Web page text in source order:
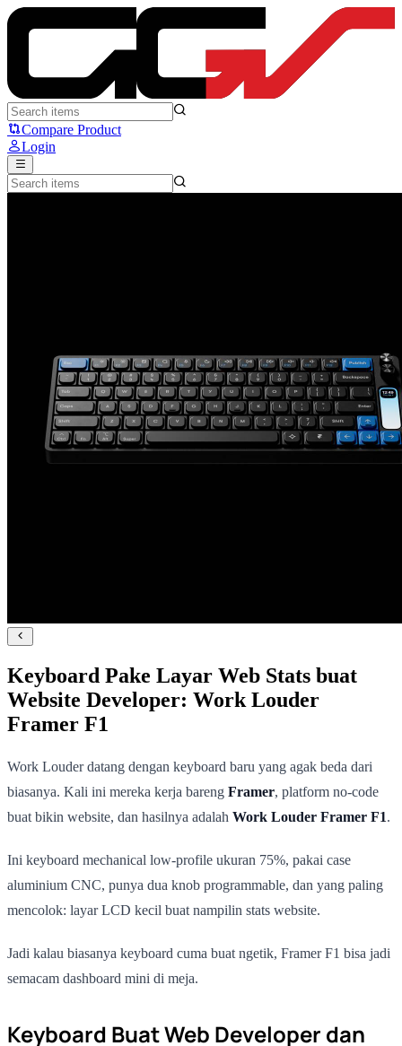
Keyboard Pake Layar Web Stats buat Website Developer: Work
Compare Product
Login
Keyboard Pake Layar Web Stats buat
Website Developer: Work Louder
Framer F1
Work Louder datang dengan keyboard baru yang agak beda dari
biasanya. Kali ini mereka kerja bareng Framer, platform no-code
buat bikin website, dan hasilnya adalah Work Louder Framer F1.
Ini keyboard mechanical low-profile ukuran 75%, pakai case
aluminium CNC, punya dua knob programmable, dan yang paling
mencolok: layar LCD kecil buat nampilin stats website.
Jadi kalau biasanya keyboard cuma buat ngetik, Framer F1 bisa jadi
semacam dashboard mini di meja.
Keyboard Buat Web Developer dan